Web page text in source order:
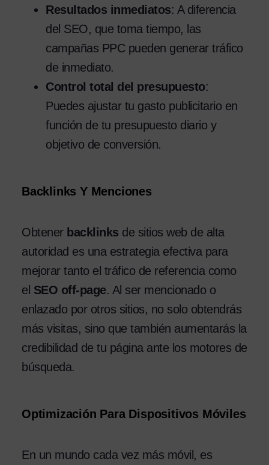
Resultados inmediatos: A diferencia
del SEO, que toma tiempo, las
campañas PPC pueden generar tráfico
de inmediato.
Control total del presupuesto:
Puedes ajustar tu gasto publicitario en
función de tu presupuesto diario y
objetivo de conversión.
Backlinks Y Menciones
Obtener backlinks de sitios web de alta
autoridad es una estrategia efectiva para
mejorar tanto el tráfico de referencia como
el SEO off-page. Al ser mencionado o
enlazado por otros sitios, no solo obtendrás
más visitas, sino que también aumentarás la
credibilidad de tu página ante los motores de
búsqueda.
Optimización Para Dispositivos Móviles
En un mundo cada vez más móvil, es